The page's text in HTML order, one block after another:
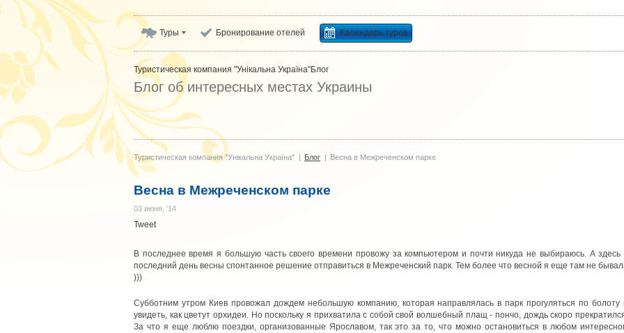
Туры Бронирование отелей Календарь туров
Туристическая компания "Унікальна Україна"Блог
Блог об интересных местах Украины
Туристическая компания "Унікальна Україна" | Блог | Весна в Межреченском парке
Весна в Межреченском парке
03 июня, '14
Tweet
В последнее время я большую часть своего времени провожу за компьютером и почти никуда не выбираюсь. А здесь
последний день весны спонтанное решение отправиться в Межреченский парк. Тем более что весной я еще там не
)))
Субботним утром Киев провожал дождем небольшую компанию, которая направлялась в парк прогуляться по болоту
увидеть, как цветут орхидеи. Но поскольку я прихватила с собой свой волшебный плащ - пончо, дождь скоро
За что я еще люблю поездки, организованные Ярославом, так это за то, что можно остановиться в любом